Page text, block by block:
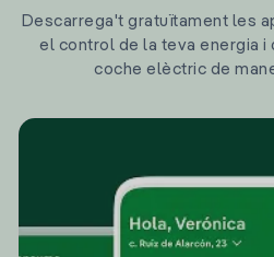
Descarrega't gratuïtament les
el control de la teva energia i
coche elèctric de